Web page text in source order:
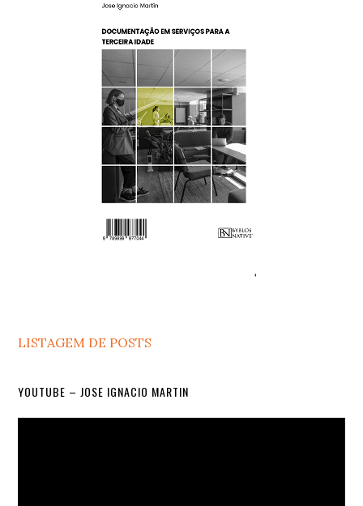
LISTAGEM DE POSTS
YOUTUBE – JOSE IGNACIO MARTIN